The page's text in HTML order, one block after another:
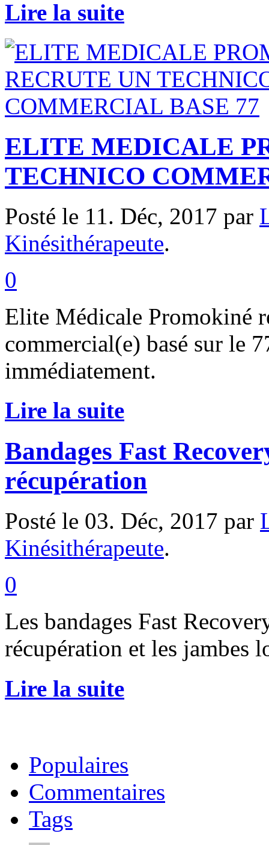
Lire la suite
ELITE MEDICALE
TECHNICO
Posté le 11. Déc, 2017 par
Kinésithérapeute.
0
Elite Médicale Promokiné
commercial(e) basé sur le
immédiatement.
Lire la suite
Bandages Fast
récupération
Posté le 03. Déc, 2017 par
Kinésithérapeute.
0
Les bandages Fast
récupération et les jambes
Lire la suite
Populaires
Commentaires
Tags